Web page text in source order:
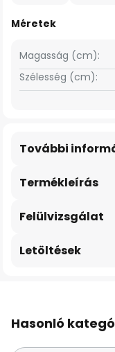
Méretek
Szélesség (cm):
Magasság (cm):
Termékleírás
További
Felülvizsgálat
Letöltések
Hasonló